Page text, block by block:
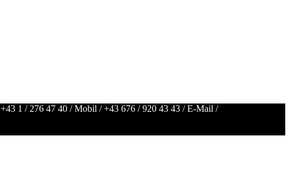
+43 1 / 276 47 40 / Mobil /+43 676 / 920 43 43 / E-Mail /